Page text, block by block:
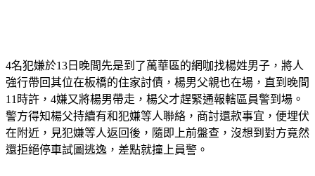
4名犯嫌於13日晚間先是到了萬華區的網咖找楊姓男子，將人
強行帶回其位在板橋的住家討債，楊男父親也在場，直到晚間
11時許，4嫌又將楊男帶走，楊父才趕緊通報轄區員警到場。
警方得知楊父持續有和犯嫌等人聯絡，商討還款事宜，便埋伏
在附近，見犯嫌等人返回後，隨即上前盤查，沒想到對方竟然
還拒絕停車試圖逃逸，差點就撞上員警。